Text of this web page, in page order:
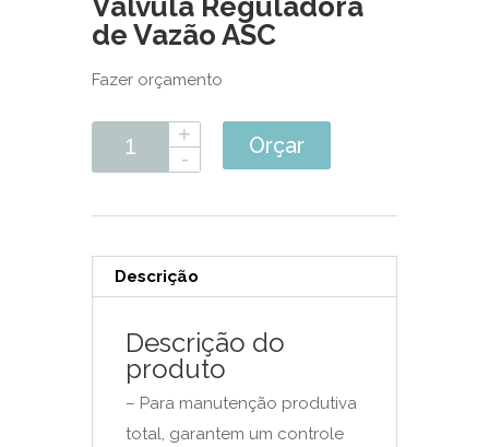
de Vazão ASC
Fazer orçamento
Orçar
Descrição
Descrição do
produto
– Para manutenção produtiva
total, garantem um controle